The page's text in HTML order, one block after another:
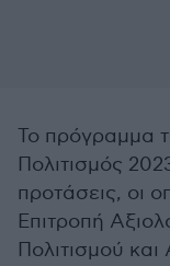
Το πρόγραμμα
Πολιτισμός
προτάσεις, οι
Επιτροπή
Πολιτισμού